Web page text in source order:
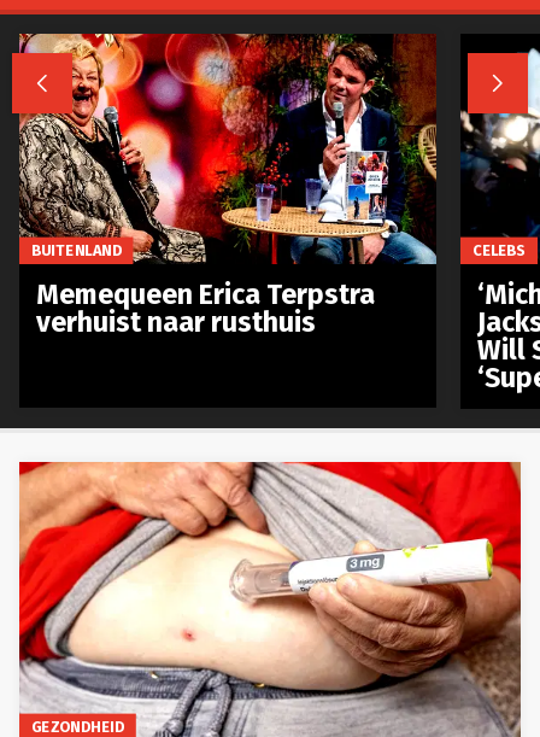
GEZONDHEID
 
BUITENLAND
Memequeen Erica Terpstra
verhuist naar rusthuis
CELEBS
Will